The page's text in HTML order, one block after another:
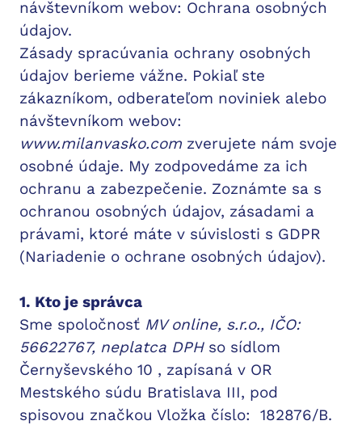
návštevníkom webov: Ochrana osobných
údajov.
Zásady spracúvania ochrany osobných
údajov berieme vážne. Pokiaľ ste
zákazníkom, odberateľom noviniek alebo
návštevníkom webov:
www.milanvasko.com zverujete nám svoje
osobné údaje. My zodpovedáme za ich
ochranu a zabezpečenie. Zoznámte sa s
ochranou osobných údajov, zásadami a
právami, ktoré máte v súvislosti s GDPR
(Nariadenie o ochrane osobných údajov).
1. Kto je správca
Sme spoločnosť MV online, s.r.o., IČO:
56622767, neplatca DPH so sídlom
Černyševského 10 , zapísaná v OR
Mestského súdu Bratislava III, pod
spisovou značkou Vložka číslo: 182876/B.